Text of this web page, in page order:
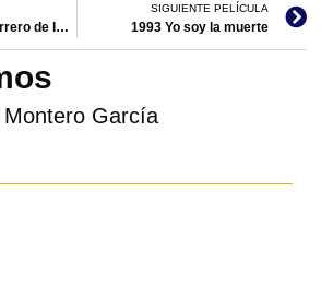
1993 Vampiro, guerrero de la noche
SIGUIENTE PELÍCULA
1993 Yo soy la muerte
García